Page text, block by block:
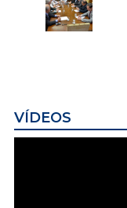
VÍDEOS